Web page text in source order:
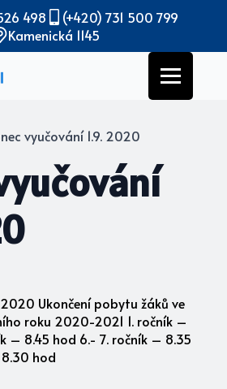
498
(+420) 731 500 799
Kamenická 1145
vyučování 1.9. 2020
2020 Ukončení pobytu žáků ve
roku 2020-2021 1. ročník –
– 8.45 hod 6.- 7. ročník – 8.35
hod